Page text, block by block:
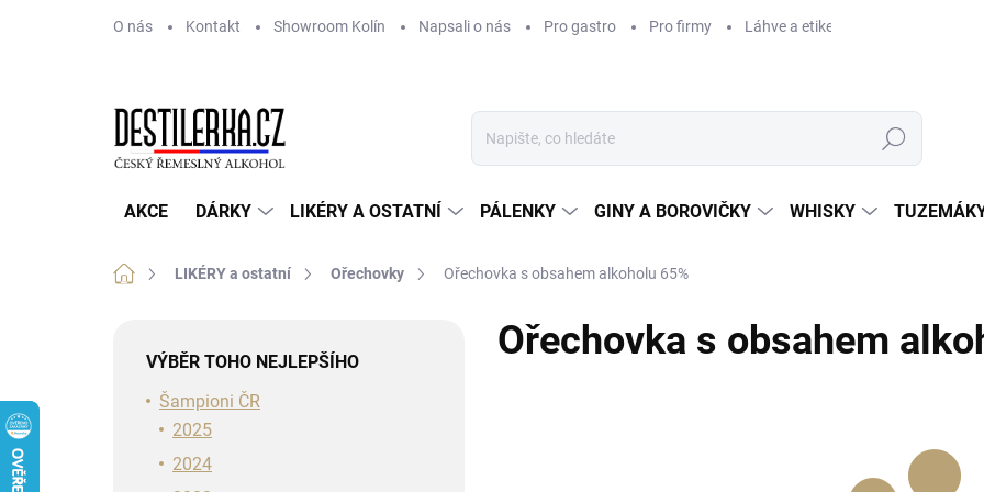
O nás Kontakt Showroom Kolín Napsali o nás Pro gastro Pro firmy Láhve a etikety na míru
Hledat
AKCE DÁRKY LIKÉRY A OSTATNÍ PÁLENKY GINY A BOROVIČKY WHISKY
Domů LIKÉRY a ostatní Ořechovky Ořechovka s obsahem alkoholu 65%
VÝBĚR TOHO NEJLEPŠÍHO
Šampioni ČR
2025
2024
Ořechovka s obsahem